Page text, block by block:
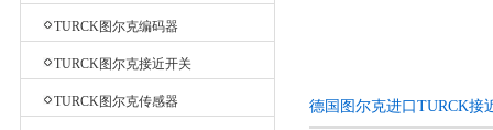
TURCK图尔克编码器
TURCK图尔克接近开关
TURCK图尔克传感器 德国图尔克进口TURCK接